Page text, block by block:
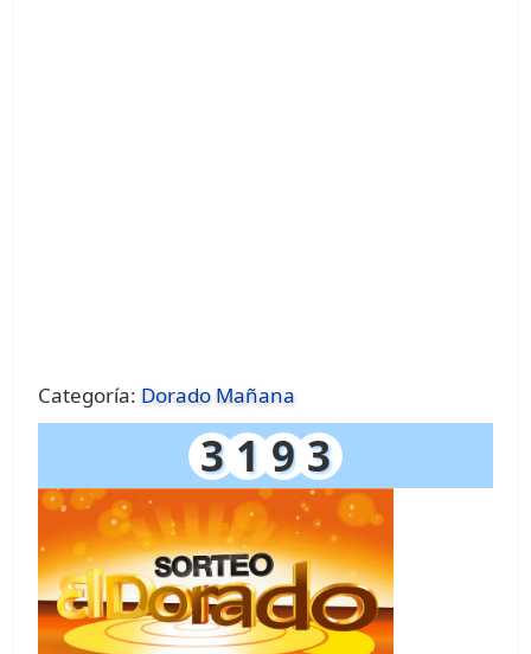
Categoría: Dorado Mañana
3 1 9 3